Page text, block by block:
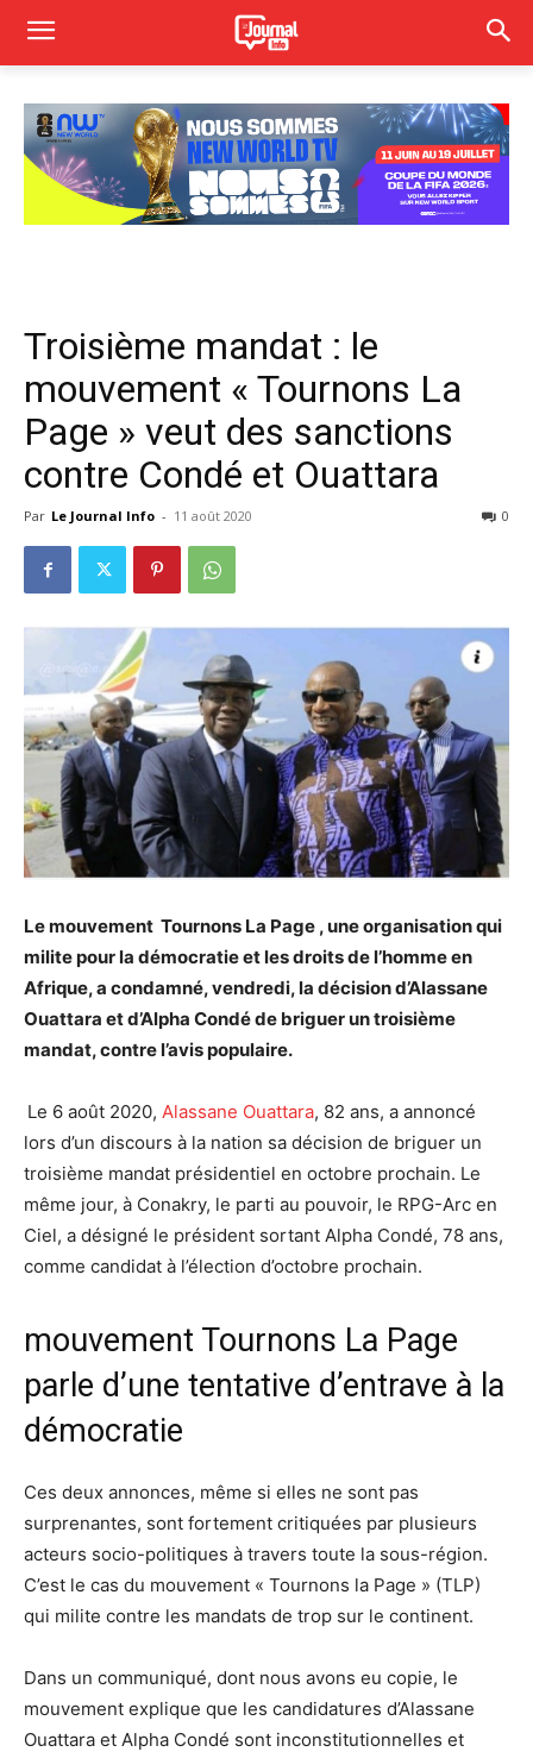
Troisième mandat : le
mouvement « Tournons La
Page » veut des sanctions
contre Condé et Ouattara
Par Le Journal Info - 11 août 2020 0
Le mouvement Tournons La Page , une organisation qui
milite pour la démocratie et les droits de l’homme en
Afrique, a condamné, vendredi, la décision d’Alassane
Ouattara et d’Alpha Condé de briguer un troisième
mandat, contre l’avis populaire.
Le 6 août 2020, Alassane Ouattara, 82 ans, a annoncé
lors d’un discours à la nation sa décision de briguer un
troisième mandat présidentiel en octobre prochain. Le
même jour, à Conakry, le parti au pouvoir, le RPG-Arc en
Ciel, a désigné le président sortant Alpha Condé, 78 ans,
comme candidat à l’élection d’octobre prochain.
mouvement Tournons La Page
parle d’une tentative d’entrave à la
démocratie
Ces deux annonces, même si elles ne sont pas
surprenantes, sont fortement critiquées par plusieurs
acteurs socio-politiques à travers toute la sous-région.
C’est le cas du mouvement « Tournons la Page » (TLP)
qui milite contre les mandats de trop sur le continent.
Dans un communiqué, dont nous avons eu copie, le
mouvement explique que les candidatures d’Alassane
Ouattara et Alpha Condé sont inconstitutionnelles et